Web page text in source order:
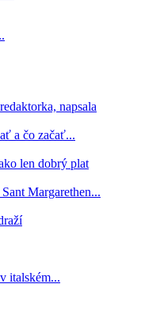
napsala
a čo začať...
len dobrý plat
Margarethen...
italském...